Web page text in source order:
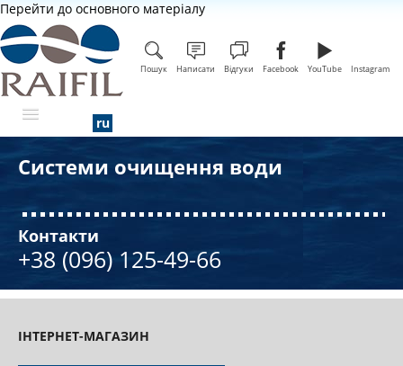
Перейти до основного матеріалу
Пошук Написати Відгуки Facebook YouTube Instagram
ПРО КОМПАНІЮ
Системи очищення води
Контакти
+38 (096) 125-49-66
ІНТЕРНЕТ-МАГАЗИН